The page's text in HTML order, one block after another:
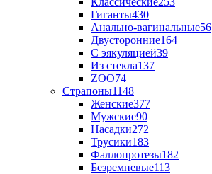
Гиганты430
Анально-вагинальные56
Двусторонние164
С эякуляцией39
Из стекла137
ZOO74
Страпоны1148
Женские377
Мужские90
Насадки272
Трусики183
Фаллопротезы182
Безремневые113